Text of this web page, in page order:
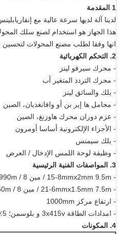
1 المقدمة
لدينا آلة لديها سرعة عالية مع إنفاريابلينس
هذا الجهاز هو استخدام لصنع سلك
انها وفقا لطلب مصنع المحولات لتحسين
2. التحكم الكهربائية
- محرك سيرفو لينز
- محرك التردد المتغير أب
- بلك والسائق لينز
- محامل ها إير بن أو وافانغديان، الصين
- عزم دوران محرك هاوزنغ، الصين
- الأجزاء الإلكترونية أساسا أومرون
- بلك سيمنس
- وظيفة لوحة اللمس الإدخال / العرض
3. المواصفات الفنية الرئيسية
- 15-8mmx2mm 9.5m / مين 3990m / 8 ساعات
- 21-6mmx1.5mm 7.5m / مين 3150m / 8 هورس
- ارتفاع مركز 1000mm
- امدادات الطاقة 3x415v و بلوسمن؛ 5٪، 50hz و بلوسمن؛ 1hz
4. المكونات